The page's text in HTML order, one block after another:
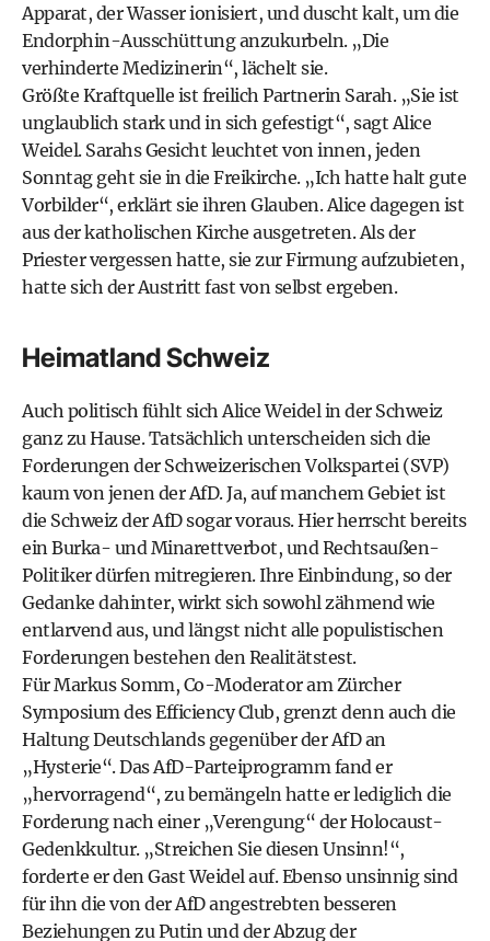
Apparat, der Wasser ionisiert, und duscht kalt, um die
Endorphin-Ausschüttung anzukurbeln. „Die
verhinderte Medizinerin“, lächelt sie.
Größte Kraftquelle ist freilich Partnerin Sarah. „Sie ist
unglaublich stark und in sich gefestigt“, sagt Alice
Weidel. Sarahs Gesicht leuchtet von innen, jeden
Sonntag geht sie in die Freikirche. „Ich hatte halt gute
Vorbilder“, erklärt sie ihren Glauben. Alice dagegen ist
aus der katholischen Kirche ausgetreten. Als der
Priester vergessen hatte, sie zur Firmung aufzubieten,
hatte sich der Austritt fast von selbst ergeben.
Heimatland Schweiz
Auch politisch fühlt sich Alice Weidel in der Schweiz
ganz zu Hause. Tatsächlich unterscheiden sich die
Forderungen der Schweizerischen Volkspartei (SVP)
kaum von jenen der AfD. Ja, auf manchem Gebiet ist
die Schweiz der AfD sogar voraus. Hier herrscht bereits
ein Burka- und Minarettverbot, und Rechtsaußen-
Politiker dürfen mitregieren. Ihre Einbindung, so der
Gedanke dahinter, wirkt sich sowohl zähmend wie
entlarvend aus, und längst nicht alle populistischen
Forderungen bestehen den Realitätstest.
Für Markus Somm, Co-Moderator am Zürcher
Symposium des Efficiency Club, grenzt denn auch die
Haltung Deutschlands gegenüber der AfD an
„Hysterie“. Das AfD-Parteiprogramm fand er
„hervorragend“, zu bemängeln hatte er lediglich die
Forderung nach einer „Verengung“ der Holocaust-
Gedenkkultur. „Streichen Sie diesen Unsinn!“,
forderte er den Gast Weidel auf. Ebenso unsinnig sind
für ihn die von der AfD angestrebten besseren
Beziehungen zu Putin und der Abzug der